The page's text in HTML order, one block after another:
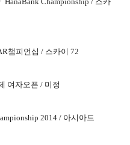
챔피언십 / 스카이 72
여자오픈 / 미정
2014 / 아시아드